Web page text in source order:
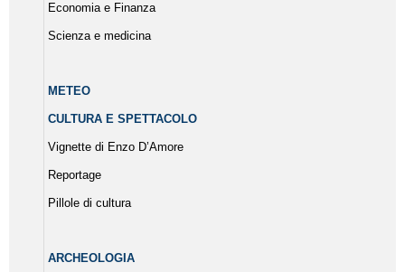
Economia e Finanza
Scienza e medicina
METEO
CULTURA E SPETTACOLO
Vignette di Enzo D’Amore
Reportage
Pillole di cultura
ARCHEOLOGIA